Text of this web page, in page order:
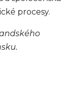
procesy.